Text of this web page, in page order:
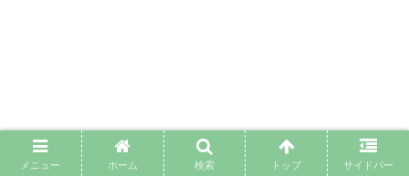
メニュー ホーム 検索 トップ サイドバー